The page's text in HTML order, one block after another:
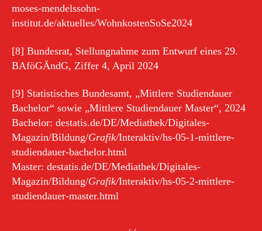
moses-mendelssohn-
institut.de/aktuelles/WohnkostenSoSe2024
[8] Bundesrat, Stellungnahme zum Entwurf eines 29.
BAföGÄndG, Ziffer 4, April 2024
[9] Statistisches Bundesamt, „Mittlere Studiendauer
Bachelor“ sowie „Mittlere Studiendauer Master“, 2024
Bachelor: destatis.de/DE/Mediathek/Digitales-
Magazin/Bildung/Grafik/Interaktiv/hs-05-1-mittlere-
studiendauer-bachelor.html
Master: destatis.de/DE/Mediathek/Digitales-
Magazin/Bildung/Grafik/Interaktiv/hs-05-2-mittlere-
studiendauer-master.html